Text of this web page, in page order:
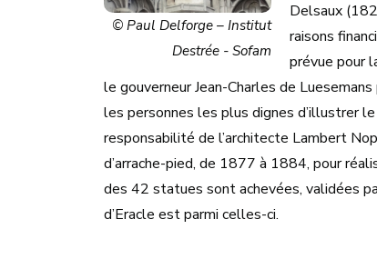
© Paul Delforge – Institut
Destrée - Sofam
Delsaux
raisons
prévue pour
le gouverneur Jean-Charles de
les personnes les plus dignes d’illustrer
responsabilité de l’architecte Lambert
d’arrache-pied, de 1877 à 1884, pour
des 42 statues sont achevées, validées
d’Eracle est parmi celles-ci.